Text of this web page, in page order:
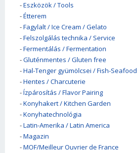
-Eszközök / Tools
-Étterem
-Fagylalt / Ice Cream / Gelato
-Felszolgálás technika / Service
-Fermentálás / Fermentation
-Gluténmentes / Gluten free
-Hal-Tenger gyümölcsei / Fish-Seafood
-Hentes / Charcuterie
-Ízpárosítás / Flavor Pairing
-Konyhakert / Kitchen Garden
-Konyhatechnológia
-Latin-Amerika / Latin America
-Magazin
-MOF/Meilleur Ouvrier de France